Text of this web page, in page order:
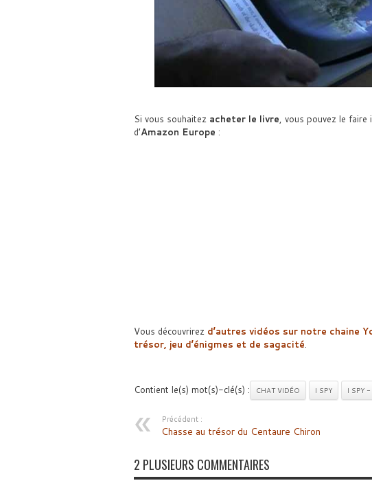
Si vous souhaitez acheter le livre, vous pouvez le faire
d’Amazon Europe :
Vous découvrirez d’autres vidéos sur notre chaine
trésor, jeu d’énigmes et de sagacité.
Contient le(s) mot(s)-clé(s) : CHAT VIDÉO I SPY I SPY -
Précédent :
Chasse au trésor du Centaure Chiron
2 PLUSIEURS COMMENTAIRES